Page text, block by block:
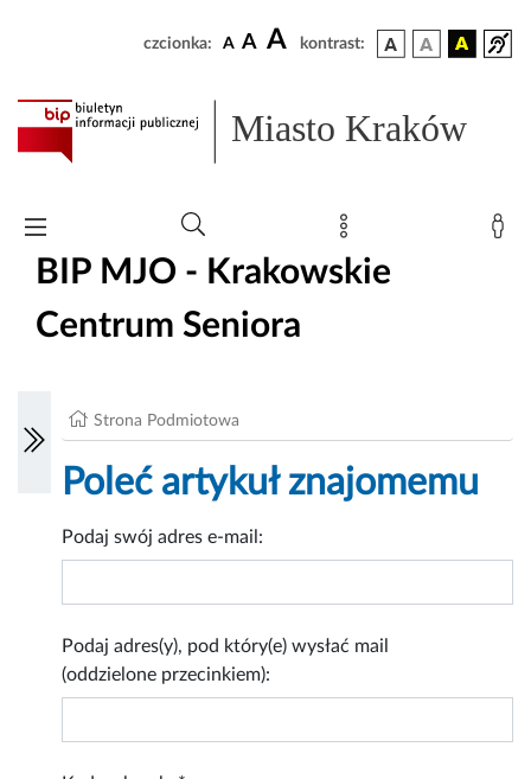
czcionka: A A A kontrast:
Miasto Kraków
BIP MJO - Krakowskie
Centrum Seniora
Strona Podmiotowa
Poleć artykuł znajomemu
Podaj swój adres e-mail:
Podaj adres(y), pod który(e) wysłać mail
(oddzielone przecinkiem):